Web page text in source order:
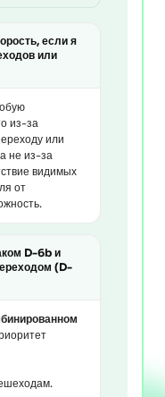
если я
или
из-за
или
не из-за
видимых
от
D-6b и
(D-